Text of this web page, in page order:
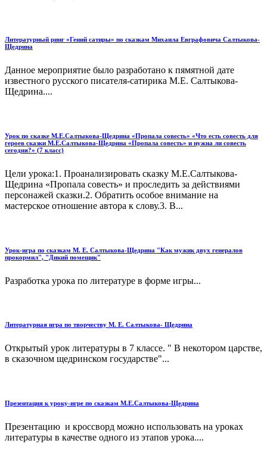
Литературный ринг «Гений сатиры» по сказкам Михаила Евграфовича Салтыкова-
Щедрина
Данное мероприятие было разработано к пямятной дате
известного русского писателя-сатирика М.Е. Салтыкова-
Щедрина....
Урок по сказке М.Е.Салтыкова-Щедрина «Пропала совесть» «Что есть совесть для
героев сказки М.Е.Салтыкова-Щедрина «Пропала совесть» и нужна ли совесть
сегодня?» (7 класс)
Цели урока:1. Проанализировать сказку М.Е.Салтыкова-
Щедрина «Пропала совесть» и проследить за действиями
персонажей сказки.2. Обратить особое внимание на
мастерское отношение автора к слову.3. В...
Урок-игра по сказкам М. Е. Салтыкова-Щедрина "Как мужик двух генералов
прокормил", "Дикий помещик"
Разработка урока по литературе в форме игры...
Литературная игра по творчеству М. Е. Салтыкова- Щедрина
Открытый урок литературы в 7 классе. " В некотором царстве,
в сказочном щедринском государстве"...
Презентация к уроку-игре по сказкам М.Е.Салтыкова-Щедрина
Презентацию и кроссворд можно использовать на уроках
литературы в качестве одного из этапов урока....